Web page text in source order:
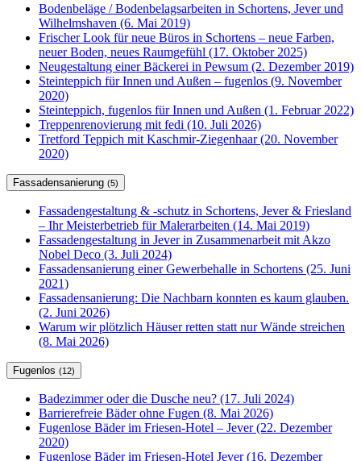
Bodenbeläge / Bodenbelagsarbeiten in Schortens, Jever und
Wilhelmshaven (6. Mai 2019)
Frischer Look für neue Büros in Schortens – neue Farben,
neuer Boden, neues Raumgefühl (17. Oktober 2025)
Neugestaltung einer Bäckerei in Pewsum (2. Dezember 2019)
Steinteppich für Innen und Außen – fugenlos (9. November
2020)
Steinteppich, fugenlos für Innen und Außen (1. Februar 2022)
Treppenrenovierung mit fedi (10. Juli 2026)
Tretford Teppich mit Kaschmir-Ziegenhaar (20. November
2020)
Fassadensanierung (5)
Fassadengestaltung & -schutz in Schortens, Jever & Friesland
– Ihr Meisterbetrieb für Malerarbeiten (14. Mai 2019)
Fassadengestaltung in Jever in Zusammenarbeit mit Akzo
Nobel Deco (3. Juli 2024)
Fassadensanierung einer Gewerbehalle in Schortens (25. Juni
2021)
Fassadensanierung: Die Nachbarn konnten es kaum glauben.
(2. Juni 2026)
Warum wir plötzlich Häuser retten statt nur Wände streichen
(8. Mai 2026)
Fugenlos (12)
Badezimmer oder die Dusche neu? (17. Juli 2024)
Barrierefreie Bäder ohne Fugen (8. Mai 2026)
Fugenlose Bäder im Friesen-Hotel – Jever (22. Dezember
2020)
Fugenlose Bäder im Friesen-Hotel Jever (16. Dezember